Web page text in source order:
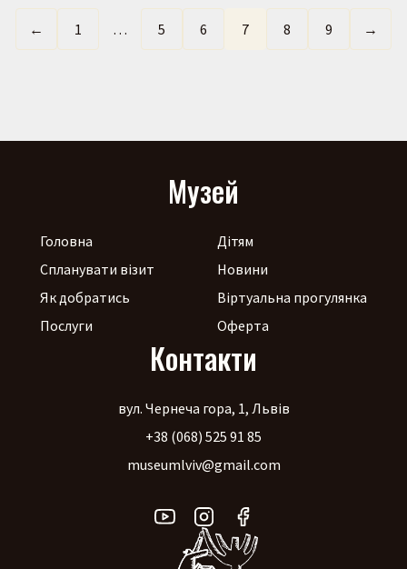
← 1 … 5 6 7 8 9 →
Музей
Головна
Спланувати візит
Як добратись
Послуги
Дітям
Новини
Віртуальна прогулянка
Оферта
Контакти
вул. Чернеча гора, 1, Львів
+38 (068) 525 91 85
museumlviv@gmail.com